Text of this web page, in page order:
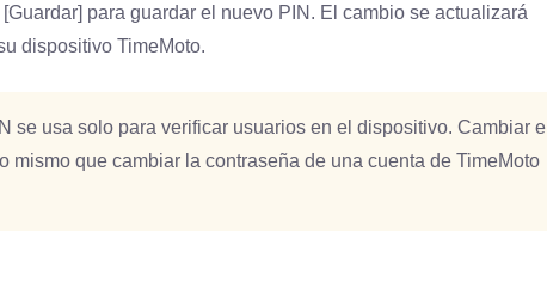
para guardar el nuevo PIN. El cambio se actualizará
dispositivo TimeMoto.
se usa solo para verificar usuarios en el dispositivo. Cambiar el
mismo que cambiar la contraseña de una cuenta de TimeMoto